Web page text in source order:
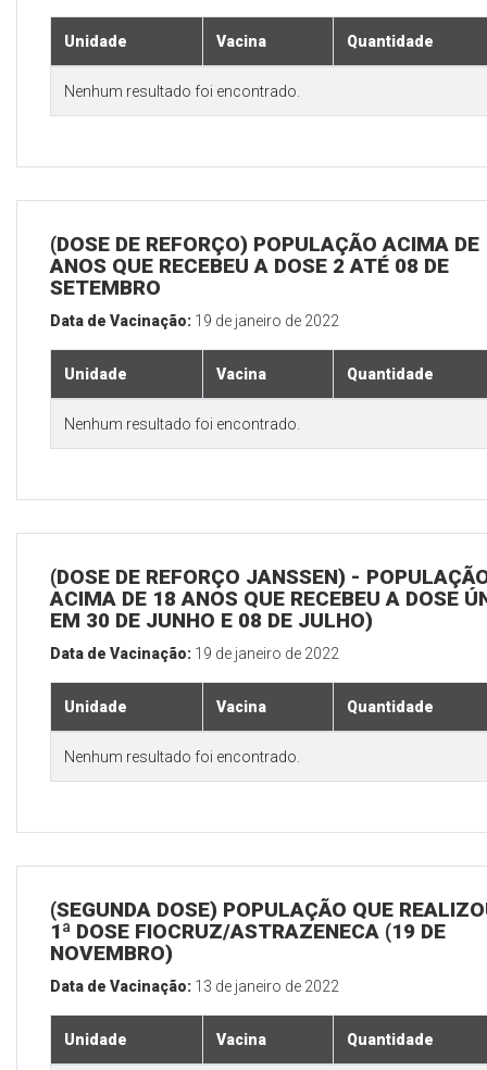
Unidade Vacina Quantidade
Nenhum resultado foi encontrado.
(DOSE DE REFORÇO) POPULAÇÃO ACIMA DE
ANOS QUE RECEBEU A DOSE 2 ATÉ 08 DE
SETEMBRO
Data de Vacinação: 19 de janeiro de 2022
Unidade Vacina Quantidade
Nenhum resultado foi encontrado.
(DOSE DE REFORÇO JANSSEN) -
ACIMA DE 18 ANOS QUE RECEBEU A DOSE
EM 30 DE JUNHO E 08 DE JULHO)
Data de Vacinação: 19 de janeiro de 2022
Unidade Vacina Quantidade
Nenhum resultado foi encontrado.
(SEGUNDA DOSE) POPULAÇÃO QUE
1ª DOSE FIOCRUZ/ASTRAZENECA (19 DE
NOVEMBRO)
Data de Vacinação: 13 de janeiro de 2022
Unidade Vacina Quantidade